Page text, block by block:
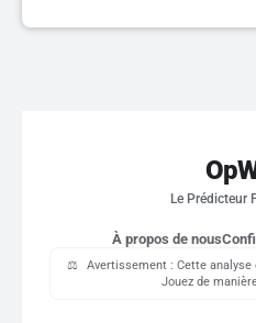
Le Prédicteur
À propos de nous
⚖️
Avertissement : Cette
Jouez de